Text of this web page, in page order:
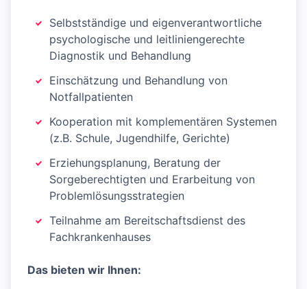
Selbstständige und eigenverantwortliche
psychologische und leitliniengerechte
Diagnostik und Behandlung
Einschätzung und Behandlung von
Notfallpatienten
Kooperation mit komplementären Systemen
(z.B. Schule, Jugendhilfe, Gerichte)
Erziehungsplanung, Beratung der
Sorgeberechtigten und Erarbeitung von
Problemlösungsstrategien
Teilnahme am Bereitschaftsdienst des
Fachkrankenhauses
Das bieten wir Ihnen: